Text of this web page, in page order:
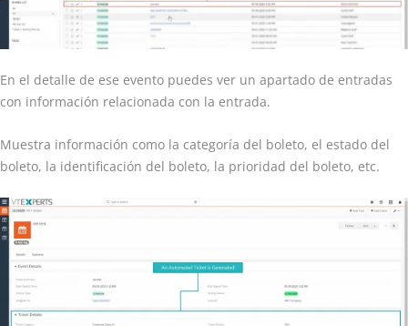
En el detalle de ese evento puedes ver un apartado de entradas
con información relacionada con la entrada.
Muestra información como la categoría del boleto, el estado del
boleto, la identificación del boleto, la prioridad del boleto, etc.